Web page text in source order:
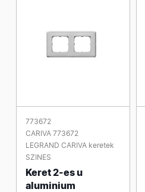
773672
CARIVA 773672
LEGRAND CARIVA keretek
SZINES
Keret 2-es u
aluminium